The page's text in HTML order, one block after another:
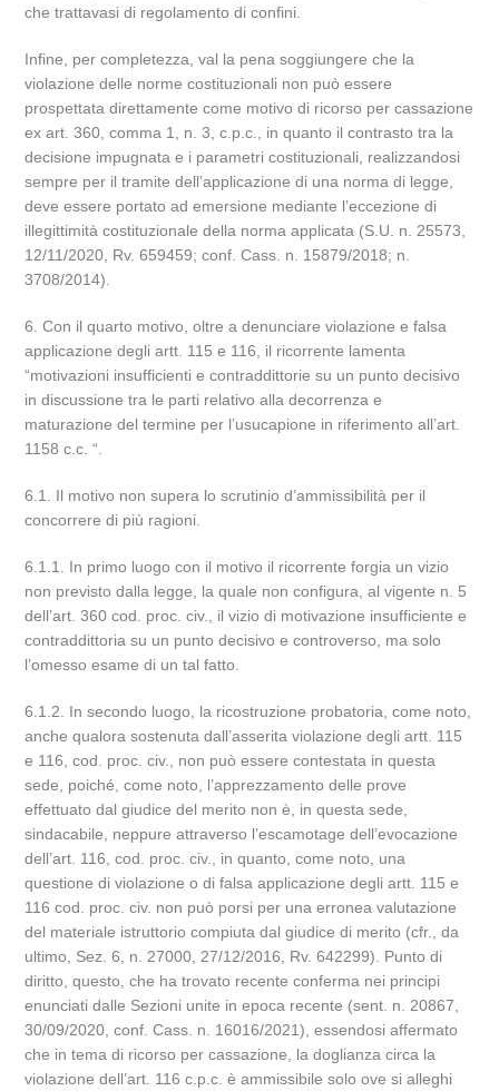
che trattavasi di regolamento di confini.
Infine, per completezza, val la pena soggiungere che la
violazione delle norme costituzionali non può essere
prospettata direttamente come motivo di ricorso per cassazione
ex art. 360, comma 1, n. 3, c.p.c., in quanto il contrasto tra la
decisione impugnata e i parametri costituzionali, realizzandosi
sempre per il tramite dell’applicazione di una norma di legge,
deve essere portato ad emersione mediante l’eccezione di
illegittimità costituzionale della norma applicata (S.U. n. 25573,
12/11/2020, Rv. 659459; conf. Cass. n. 15879/2018; n.
3708/2014).
6. Con il quarto motivo, oltre a denunciare violazione e falsa
applicazione degli artt. 115 e 116, il ricorrente lamenta
“motivazioni insufficienti e contraddittorie su un punto decisivo
in discussione tra le parti relativo alla decorrenza e
maturazione del termine per l’usucapione in riferimento all’art.
1158 c.c. “.
6.1. Il motivo non supera lo scrutinio d’ammissibilità per il
concorrere di più ragioni.
6.1.1. In primo luogo con il motivo il ricorrente forgia un vizio
non previsto dalla legge, la quale non configura, al vigente n. 5
dell’art. 360 cod. proc. civ., il vizio di motivazione insufficiente e
contraddittoria su un punto decisivo e controverso, ma solo
l’omesso esame di un tal fatto.
6.1.2. In secondo luogo, la ricostruzione probatoria, come noto,
anche qualora sostenuta dall’asserita violazione degli artt. 115
e 116, cod. proc. civ., non può essere contestata in questa
sede, poiché, come noto, l’apprezzamento delle prove
effettuato dal giudice del merito non è, in questa sede,
sindacabile, neppure attraverso l’escamotage dell’evocazione
dell’art. 116, cod. proc. civ., in quanto, come noto, una
questione di violazione o di falsa applicazione degli artt. 115 e
116 cod. proc. civ. non può porsi per una erronea valutazione
del materiale istruttorio compiuta dal giudice di merito (cfr., da
ultimo, Sez. 6, n. 27000, 27/12/2016, Rv. 642299). Punto di
diritto, questo, che ha trovato recente conferma nei principi
enunciati dalle Sezioni unite in epoca recente (sent. n. 20867,
30/09/2020, conf. Cass. n. 16016/2021), essendosi affermato
che in tema di ricorso per cassazione, la doglianza circa la
violazione dell’art. 116 c.p.c. è ammissibile solo ove si alleghi